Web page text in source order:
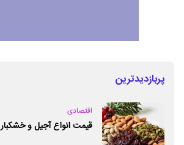
پربازدیدترین
اقتصادی
قیمت انواع آجیل و خشکبار